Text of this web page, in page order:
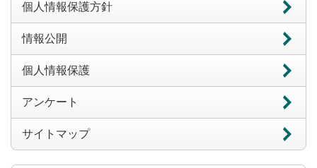
個人情報保護方針
情報公開
個人情報保護
アンケート
サイトマップ